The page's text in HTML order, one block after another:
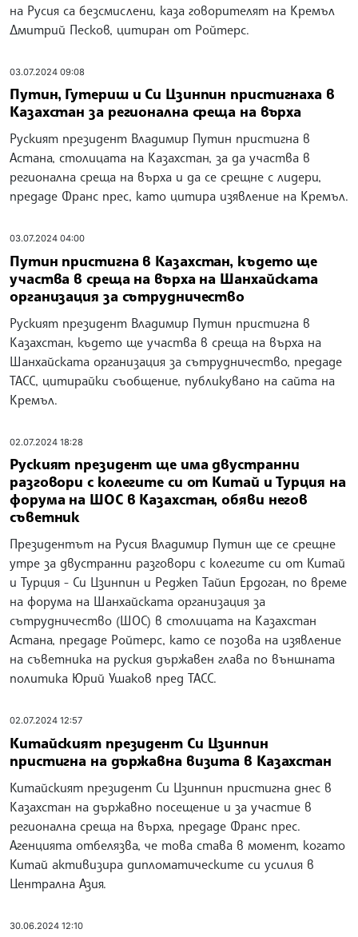
на Русия са безсмислени, каза говорителят на Кремъл
Дмитрий Песков, цитиран от Ройтерс.
03.07.2024 09:08
Путин, Гутериш и Си Цзинпин пристигнаха в
Казахстан за регионална среща на върха
Руският президент Владимир Путин пристигна в
Астана, столицата на Казахстан, за да участва в
регионална среща на върха и да се срещне с лидери,
предаде Франс прес, като цитира изявление на Кремъл.
03.07.2024 04:00
Путин пристигна в Казахстан, където ще
участва в среща на върха на Шанхайската
организация за сътрудничество
Руският президент Владимир Путин пристигна в
Казахстан, където ще участва в среща на върха на
Шанхайската организация за сътрудничество, предаде
ТАСС, цитирайки съобщение, публикувано на сайта на
Кремъл.
02.07.2024 18:28
Руският президент ще има двустранни
разговори с колегите си от Китай и Турция на
форума на ШОС в Казахстан, обяви негов
съветник
Президентът на Русия Владимир Путин ще се срещне
утре за двустранни разговори с колегите си от Китай
и Турция - Си Цзинпин и Реджеп Тайип Ердоган, по време
на форума на Шанхайската организация за
сътрудничество (ШОС) в столицата на Казахстан
Астана, предаде Ройтерс, като се позова на изявление
на съветника на руския държавен глава по външната
политика Юрий Ушаков пред ТАСС.
02.07.2024 12:57
Китайският президент Си Цзинпин
пристигна на държавна визита в Казахстан
Китайският президент Си Цзинпин пристигна днес в
Казахстан на държавно посещение и за участие в
регионална среща на върха, предаде Франс прес.
Агенцията отбелязва, че това става в момент, когато
Китай активизира дипломатическите си усилия в
Централна Азия.
30.06.2024 12:10